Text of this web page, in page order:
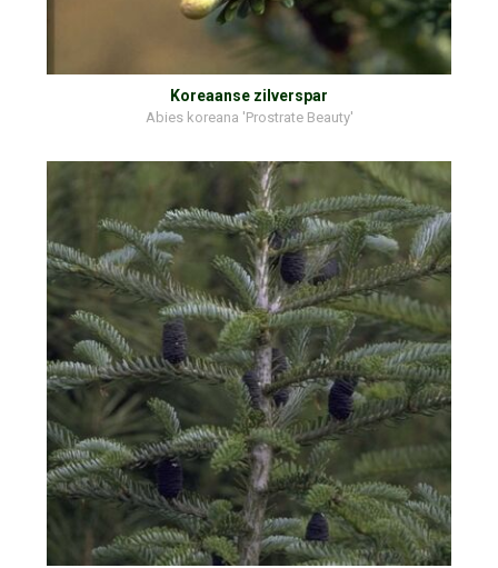
Koreaanse zilverspar
Abies koreana 'Prostrate Beauty'